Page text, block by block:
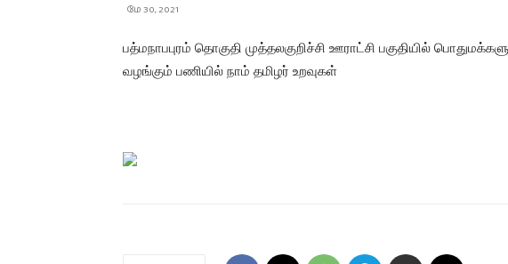
மே 30, 2021
பத்மநாபபுரம் தொகுதி முத்தலகுறிச்சி ஊராட்சி பகுதியில்
வழங்கும் பணியில் நாம் தமிழர் உறவுகள்